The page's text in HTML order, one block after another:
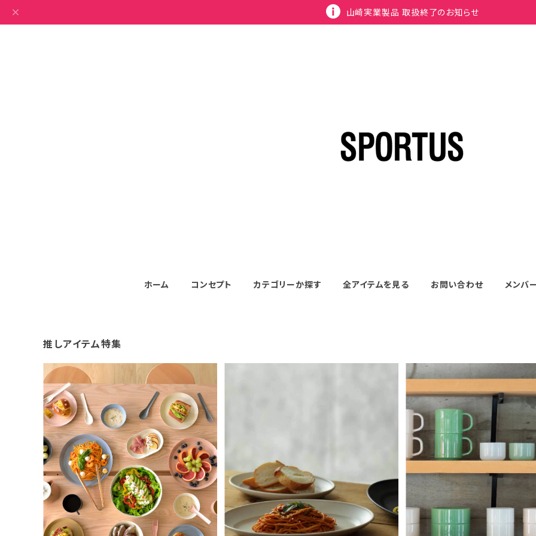
山崎実業製品 取扱終了のお知らせ
ホーム コンセプト カテゴリーか探す 全アイテムを見る お問い合わせ メンバ
推しアイテム特集